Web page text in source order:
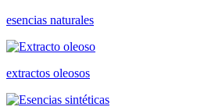
esencias naturales
extractos oleosos